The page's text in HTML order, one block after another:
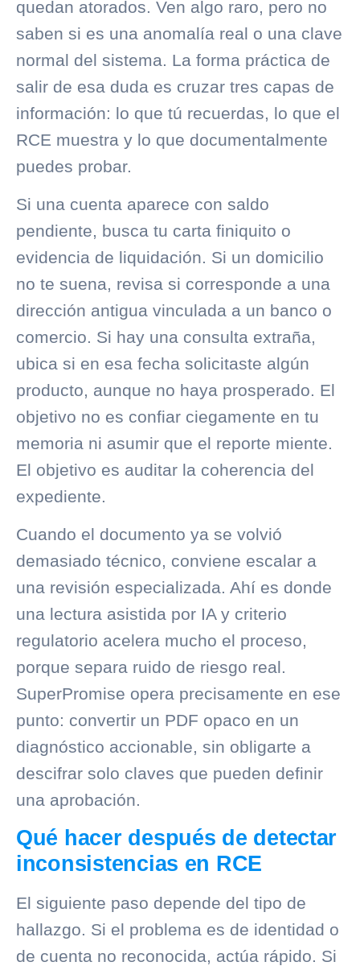
quedan atorados. Ven algo raro, pero no
saben si es una anomalía real o una clave
normal del sistema. La forma práctica de
salir de esa duda es cruzar tres capas de
información: lo que tú recuerdas, lo que el
RCE muestra y lo que documentalmente
puedes probar.
Si una cuenta aparece con saldo
pendiente, busca tu carta finiquito o
evidencia de liquidación. Si un domicilio
no te suena, revisa si corresponde a una
dirección antigua vinculada a un banco o
comercio. Si hay una consulta extraña,
ubica si en esa fecha solicitaste algún
producto, aunque no haya prosperado. El
objetivo no es confiar ciegamente en tu
memoria ni asumir que el reporte miente.
El objetivo es auditar la coherencia del
expediente.
Cuando el documento ya se volvió
demasiado técnico, conviene escalar a
una revisión especializada. Ahí es donde
una lectura asistida por IA y criterio
regulatorio acelera mucho el proceso,
porque separa ruido de riesgo real.
SuperPromise opera precisamente en ese
punto: convertir un PDF opaco en un
diagnóstico accionable, sin obligarte a
descifrar solo claves que pueden definir
una aprobación.
Qué hacer después de detectar
inconsistencias en RCE
El siguiente paso depende del tipo de
hallazgo. Si el problema es de identidad o
de cuenta no reconocida, actúa rápido. Si